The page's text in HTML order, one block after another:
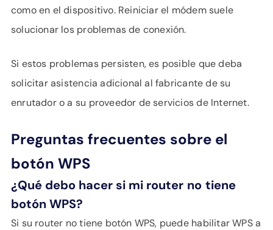
como en el dispositivo. Reiniciar el módem suele
solucionar los problemas de conexión.
Si estos problemas persisten, es posible que deba
solicitar asistencia adicional al fabricante de su
enrutador o a su proveedor de servicios de Internet.
Preguntas frecuentes sobre el
botón WPS
¿Qué debo hacer si mi router no tiene
botón WPS?
Si su router no tiene botón WPS, puede habilitar WPS a